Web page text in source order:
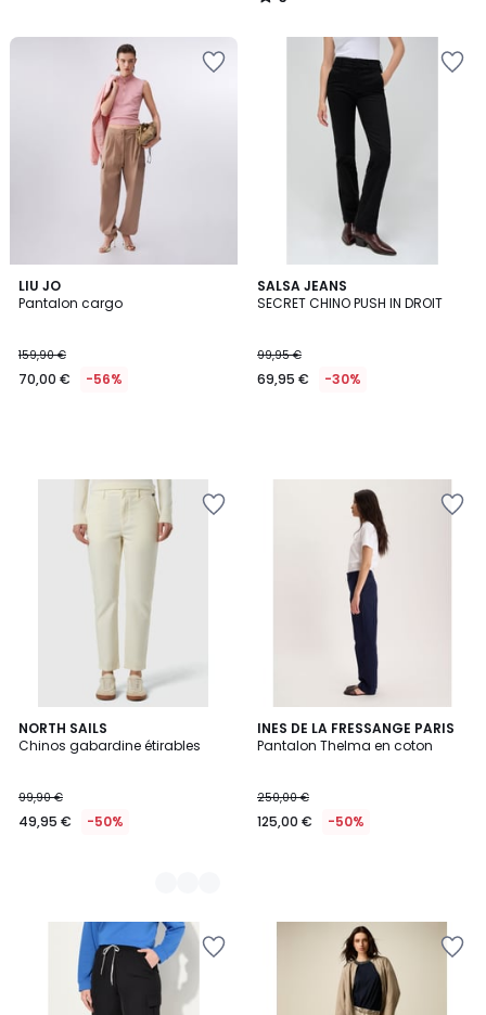
/
LIU JO
Pantalon cargo
159,90 €
70,00 € -56%
SALSA JEANS
SECRET CHINO PUSH IN DROIT
99,95 €
69,95 € -30%
NORTH SAILS
Chinos gabardine étirables
99,90 €
49,95 € -50%
2
Couleurs
INES DE LA FRESSANGE PARIS
Pantalon Thelma en coton
250,00 €
125,00 € -50%